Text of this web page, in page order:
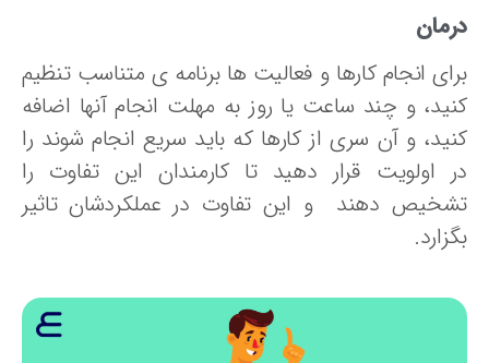
انجام کارها و فعالیت ها برنامه ی متناسب تنظیم
و چند ساعت یا روز به مهلت انجام آنها اضافه
و آن سری از کارها که باید سریع انجام شوند را
اولویت قرار دهید تا کارمندان این تفاوت را
دهند و این تفاوت در عملکردشان تاثیر